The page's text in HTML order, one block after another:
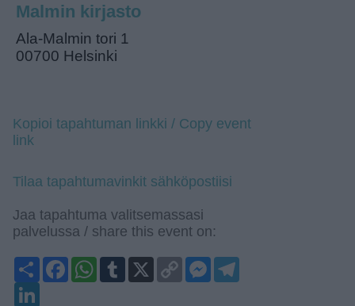
Malmin kirjasto
Ala-Malmin tori 1
00700 Helsinki
Kopioi tapahtuman linkki / Copy event
link
Tilaa tapahtumavinkit sähköpostiisi
Jaa tapahtuma valitsemassasi
palvelussa / share this event on:
ShareFacebookWhatsApp
Tumblr
X
Copy
Link
Messenger